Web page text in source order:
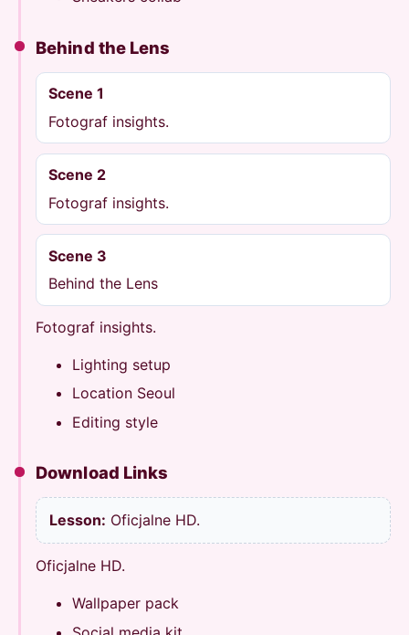
Behind the Lens
Scene 1
Fotograf insights.
Scene 2
Fotograf insights.
Scene 3
Behind the Lens
Fotograf insights.
Lighting setup
Location Seoul
Editing style
Download Links
Lesson: Oficjalne HD.
Oficjalne HD.
Wallpaper pack